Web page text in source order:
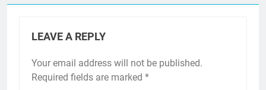
LEAVE A REPLY
Your email address will not be published.
Required fields are marked *